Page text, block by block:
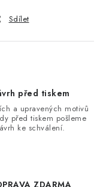
Sdílet
před tiskem
a upravených motivů
před tiskem pošleme
ke schválení.
ZDARMA